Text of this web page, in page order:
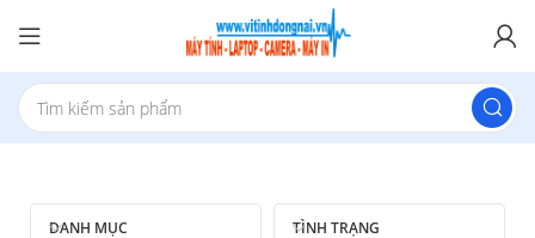
DANH MỤC TÌNH TRẠNG